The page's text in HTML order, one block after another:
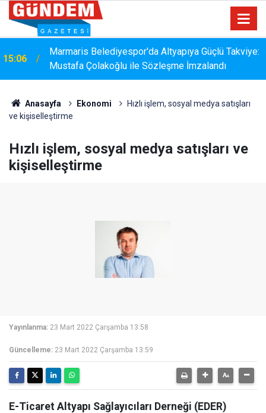
14:40
Marmaris Belediyesispor, Profesyonel Gelişim Ligi
İçin Başvurusunu Tamamladı
Anasayfa Ekonomi
Hızlı işlem, sosyal medya satışları
ve kişiselleştirme
Hızlı işlem, sosyal medya satışları ve
kişiselleştirme
Yayınlanma: 23 Mart 2022 Çarşamba 13:58
Güncelleme: 23 Mart 2022 Çarşamba 13:59
E-Ticaret Altyapı Sağlayıcıları Derneği (EDER)